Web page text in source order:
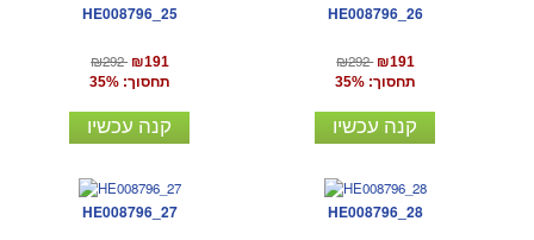
HE008796_25
₪292 ₪191
תחסוך: 35%
קנה עכשיו
HE008796_26
₪292 ₪191
תחסוך: 35%
קנה עכשיו
HE008796_27 HE008796_28